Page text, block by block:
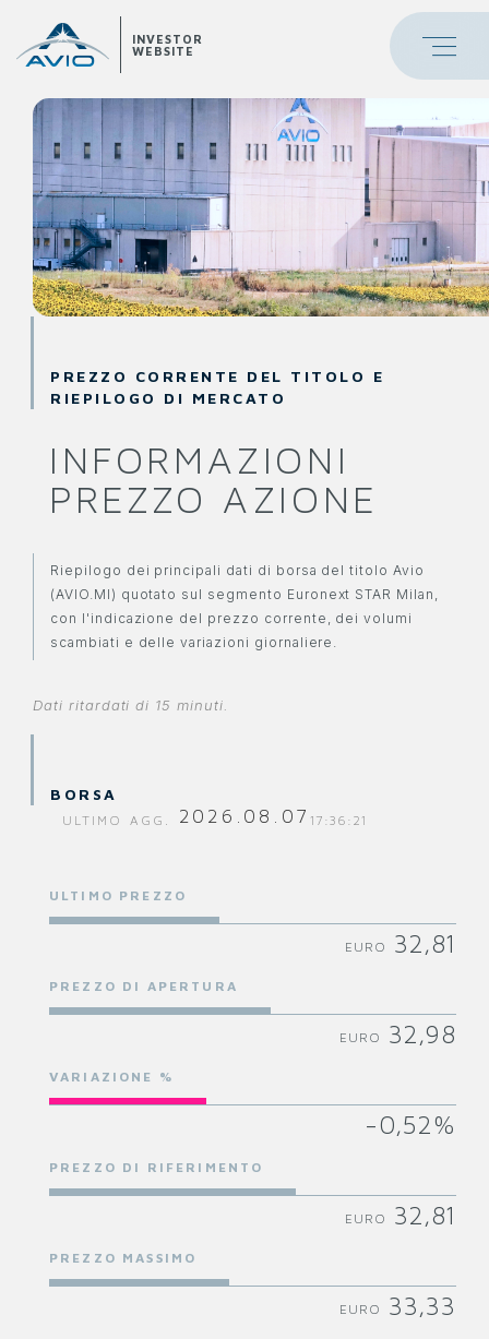
INVESTOR
WEBSITE
PREZZO CORRENTE DEL TITOLO E
RIEPILOGO DI MERCATO
INFORMAZIONI
PREZZO AZIONE
Riepilogo dei principali dati di borsa del titolo Avio
(AVIO.MI) quotato sul segmento Euronext STAR Milan,
con l'indicazione del prezzo corrente, dei volumi
scambiati e delle variazioni giornaliere.
Dati ritardati di 15 minuti.
BORSA
ULTIMO AGG. 2026.08.07 17:36:21
ULTIMO PREZZO
EURO 32,81
PREZZO DI APERTURA
EURO 32,98
VARIAZIONE %
-0,52%
PREZZO DI RIFERIMENTO
EURO 32,81
PREZZO MASSIMO
EURO 33,33